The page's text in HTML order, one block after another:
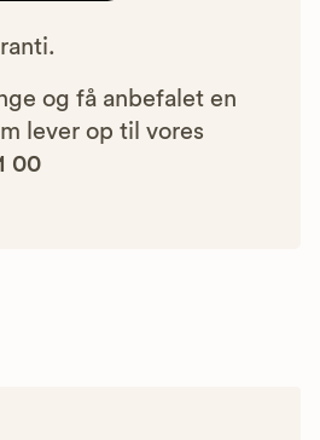
kan tilbyde vores
og få anbefalet en
lever op til vores
00